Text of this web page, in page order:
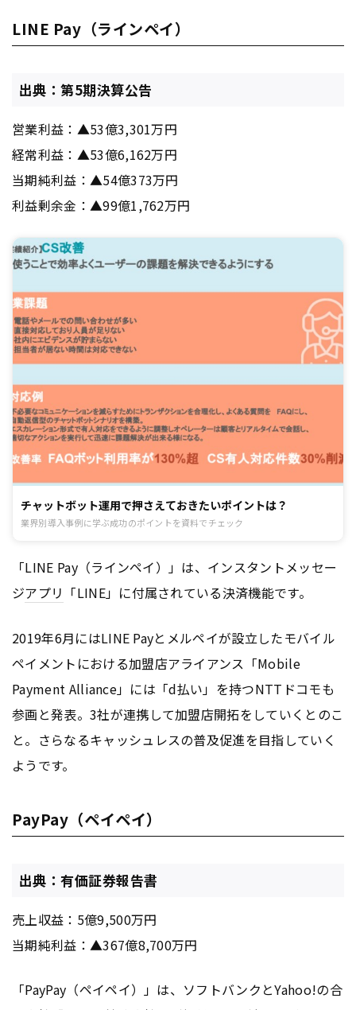
LINE Pay（ラインペイ）
出典：第5期決算公告
営業利益：▲53億3,301万円
経常利益：▲53億6,162万円
当期純利益：▲54億373万円
利益剰余金：▲99億1,762万円
チャットボット運用で押さえておきたいポイントは？
業界別導入事例に学ぶ成功のポイントを資料でチェック
「LINE Pay（ラインペイ）」は、インスタントメッセー
ジアプリ 「LINE」に付属されている決済機能です。
2019年6月にはLINE Payとメルペイが設立したモバイル
ペイメントにおける加盟店アライアンス「Mobile
Payment Alliance」には「d払い」を持つNTTドコモも
参画と発表。3社が連携して加盟店開拓をしていくとのこ
と。さらなるキャッシュレスの普及促進を目指していく
ようです。
PayPay（ペイペイ）
出典：有価証券報告書
売上収益：5億9,500万円
当期純利益：▲367億8,700万円
「PayPay（ペイペイ）」は、ソフトバンクとYahoo!の合